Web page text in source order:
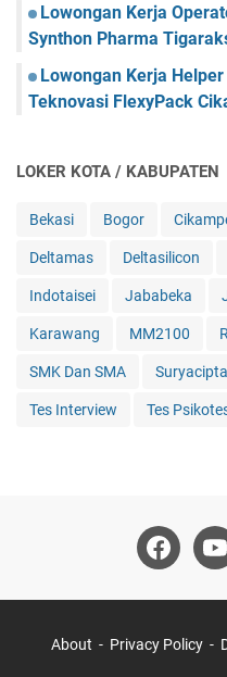
Lowongan Kerja
Synthon Pharma
Lowongan Kerja
Teknovasi FlexyPack
LOKER KOTA / KABUPATEN
Bekasi Bogor
Deltamas Deltasilicon
Indotaisei Jababeka
Karawang MM2100
SMK Dan SMA Suryacipta
Tes Interview Tes
About Privacy Policy